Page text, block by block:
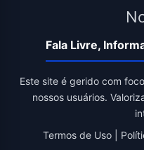
Fala Livre,
Este site é gerido com
nossos usuários.
Termos de Uso